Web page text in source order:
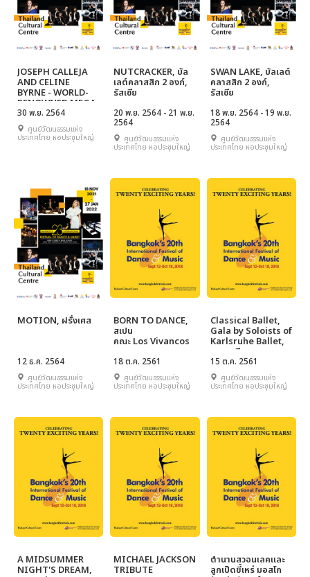
JOSEPH CALLEJA
AND CELINE
BYRNE - WORLD-
RENOWNED MEGA
SUPERSTARS OF
OPERA, มอลตา,
ไอร์แลนด์
30 พ.ย. 2564
ศูนย์วัฒนธรรมแห่ง
ประเทศไทย หอประชุมใหญ่
NUTCRACKER, บัล
เลต์คลาสสิก 2 องก์,
รัสเซีย
20 พ.ย. 2564 - 21 พ.ย.
2564
ศูนย์วัฒนธรรมแห่ง
ประเทศไทย หอประชุมใหญ่
SWAN LAKE, บัลเลต์
คลาสสิก 2 องก์,
รัสเซีย
18 พ.ย. 2564 - 19 พ.ย.
2564
ศูนย์วัฒนธรรมแห่ง
ประเทศไทย หอประชุมใหญ่
MOTION, ฝรั่งเศส
12 ธ.ค. 2564
ศูนย์วัฒนธรรมแห่ง
ประเทศไทย หอประชุมใหญ่
BORN TO DANCE,
สเปน
คณะ Los Vivancos
18 ต.ค. 2561
ศูนย์วัฒนธรรมแห่ง
ประเทศไทย หอประชุมใหญ่
Classical Ballet,
Gala by Soloists of
Karlsruhe Ballet,
เยอรมนี
15 ต.ค. 2561
ศูนย์วัฒนธรรมแห่ง
ประเทศไทย หอประชุมใหญ่
A MIDSUMMER
NIGHT'S DREAM,
MICHAEL JACKSON
TRIBUTE
ตำนานสวอนเลคและ
ลูกเป็ดขี้เหร่ มอสโก